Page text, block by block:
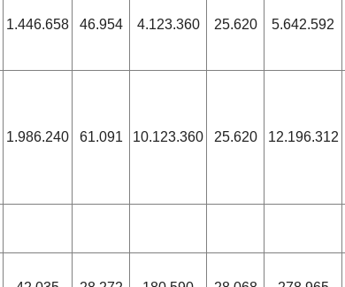
1.446.658 46.954 4.123.360 25.620 5.642.592
1.986.240 61.091 10.123.360 25.620 12.196.312